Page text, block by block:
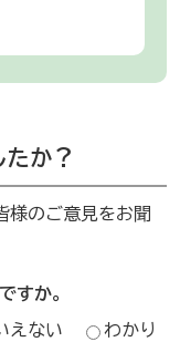
たか？
様のご意見をお聞
すか。
えない
わかり